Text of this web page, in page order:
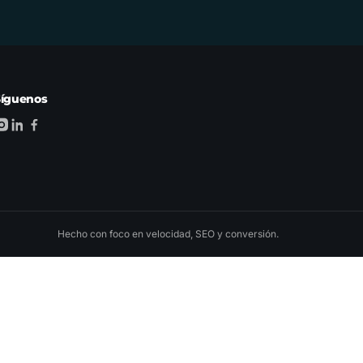
Hecho con foco en velocidad, SEO y conversión.